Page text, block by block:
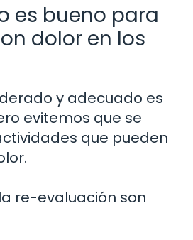
es bueno para
dolor en los
y adecuado es
evitemos que se
que pueden
re-evaluación son